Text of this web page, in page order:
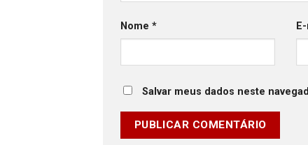
Nome *
Salvar meus dados neste